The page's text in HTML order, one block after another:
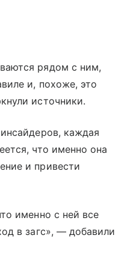
рядом с ним,
и, похоже, это
источники.
каждая
что именно она
и привести
именно с ней все
в загс», — добавили